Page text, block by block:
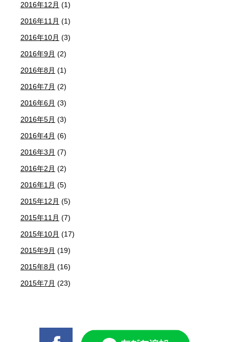
2016年12月 (1)
2016年11月 (1)
2016年10月 (3)
2016年9月 (2)
2016年8月 (1)
2016年7月 (2)
2016年6月 (3)
2016年5月 (3)
2016年4月 (6)
2016年3月 (7)
2016年2月 (2)
2016年1月 (5)
2015年12月 (5)
2015年11月 (7)
2015年10月 (17)
2015年9月 (19)
2015年8月 (16)
2015年7月 (23)